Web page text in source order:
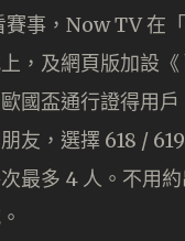
事，Now TV 在
，及網頁版加設
國盃通行證得用
友，選擇 618 /
最多 4 人。不用